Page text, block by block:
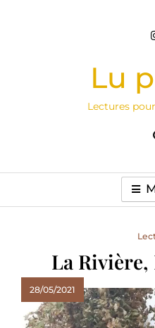
Lu
Lectures
La Rivière,
28/05/2021